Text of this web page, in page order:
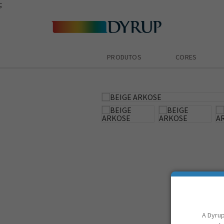
;
PRODUTOS CORES
A